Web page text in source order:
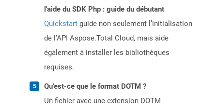
l'aide du SDK Php : guide du débutant
Quickstart guide non seulement l’initialisation
de l’API Aspose.Total Cloud, mais aide
également à installer les bibliothèques
requises.
Qu'est-ce que le format DOTM ?
Un fichier avec une extension DOTM